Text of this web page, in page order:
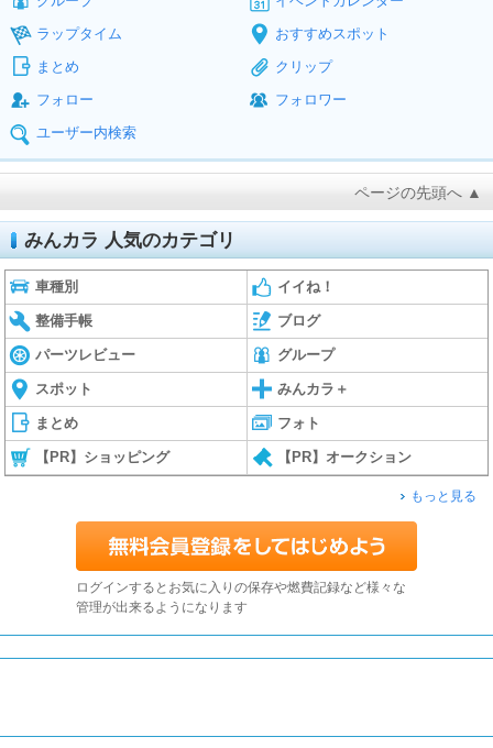
ラップタイム
おすすめスポット
まとめ
クリップ
フォロー
フォロワー
ユーザー内検索
ページの先頭へ ▲
みんカラ 人気のカテゴリ
車種別 イイね！
整備手帳 ブログ
パーツレビュー グループ
スポット みんカラ＋
まとめ フォト
【PR】ショッピング 【PR】オークション
もっと見る
ログインするとお気に入りの保存や燃費記録など様々な
管理が出来るようになります